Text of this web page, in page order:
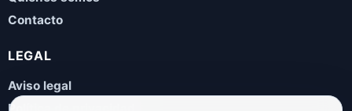
Contacto
LEGAL
Aviso legal